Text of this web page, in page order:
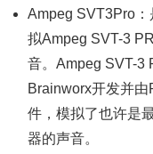
Ampeg SVT3Pro
拟Ampeg SVT-3
音。Ampeg SVT-3
Brainworx开发并
件，模拟了也许是
器的声音。